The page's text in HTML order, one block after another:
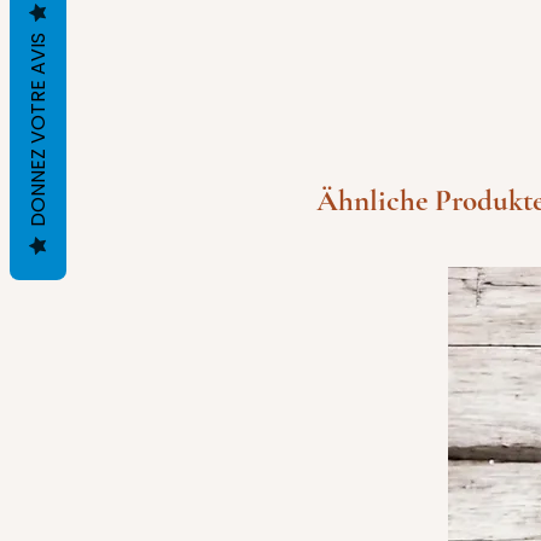
Ähnliche
DONNEZ VOTRE AVIS